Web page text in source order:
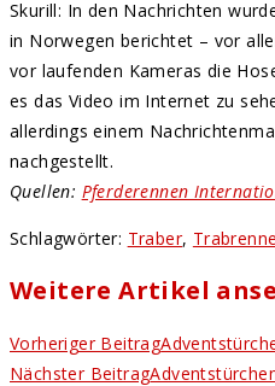
Skurill: In den Nachrichten
in Norwegen berichtet – vor
vor laufenden Kameras die
es das Video im Internet zu
allerdings einem
nachgestellt.
Quellen: Pferderennen
Schlagwörter: Traber,
Weitere Artikel
Vorheriger Beitrag
Nächster Beitrag